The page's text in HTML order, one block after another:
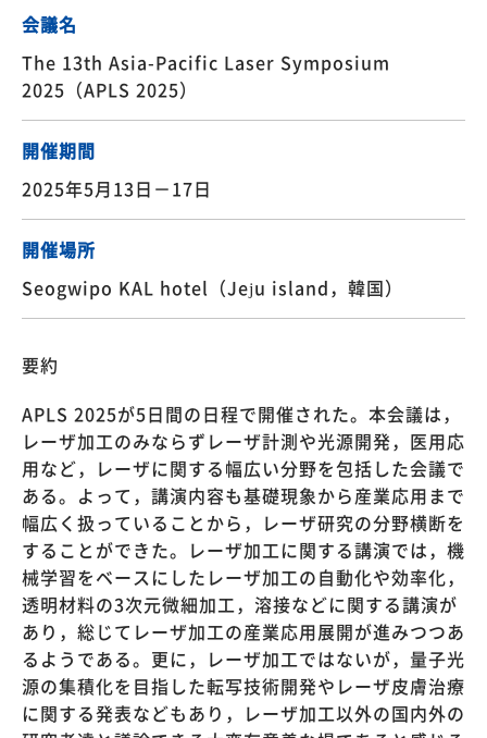
会議名
The 13th Asia-Pacific Laser Symposium
2025（APLS 2025）
開催期間
2025年5月13日－17日
開催場所
Seogwipo KAL hotel（Jeju island，韓国）
要約
APLS 2025が5日間の日程で開催された。本会議は，
レーザ加工のみならずレーザ計測や光源開発，医用応
用など，レーザに関する幅広い分野を包括した会議で
ある。よって，講演内容も基礎現象から産業応用まで
幅広く扱っていることから，レーザ研究の分野横断を
することができた。レーザ加工に関する講演では，機
械学習をベースにしたレーザ加工の自動化や効率化，
透明材料の3次元微細加工，溶接などに関する講演が
あり，総じてレーザ加工の産業応用展開が進みつつあ
るようである。更に，レーザ加工ではないが，量子光
源の集積化を目指した転写技術開発やレーザ皮膚治療
に関する発表などもあり，レーザ加工以外の国内外の